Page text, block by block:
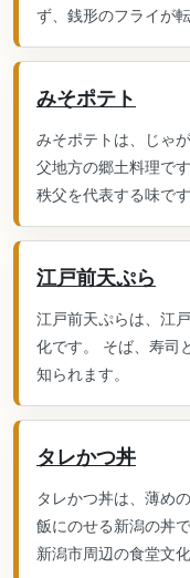
ず、銭形のフライが
みそポテト
みそポテトは、じゃ
父地方の郷土料理で
秩父を代表する味です
江戸前天ぷら
江戸前天ぷらは、江
化です。 そば、寿司
知られます。
タレかつ丼
タレかつ丼は、薄め
飯にのせる新潟の丼
新潟市周辺の食堂文